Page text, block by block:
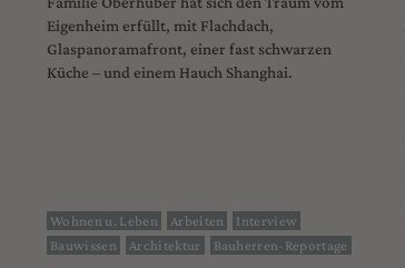
Eigenheim erfüllt, mit Flachdach,
Glaspanoramafront, einer fast schwarzen
Küche – und einem Hauch Shanghai.
Wohnen u. Leben Arbeiten
Interview
Bauwissen
Architektur Bauherren-Reportage